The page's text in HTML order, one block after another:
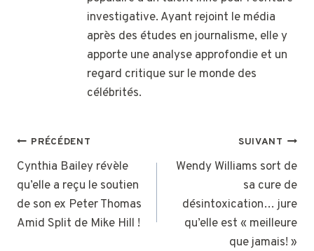
investigative. Ayant rejoint le média
après des études en journalisme, elle y
apporte une analyse approfondie et un
regard critique sur le monde des
célébrités.
NAVIGATION
DE
L’ARTICLE
PRÉCÉDENT
Cynthia Bailey révèle
qu’elle a reçu le soutien
de son ex Peter Thomas
Amid Split de Mike Hill !
SUIVANT
Wendy Williams sort de
sa cure de
désintoxication… jure
qu’elle est « meilleure
que jamais! »